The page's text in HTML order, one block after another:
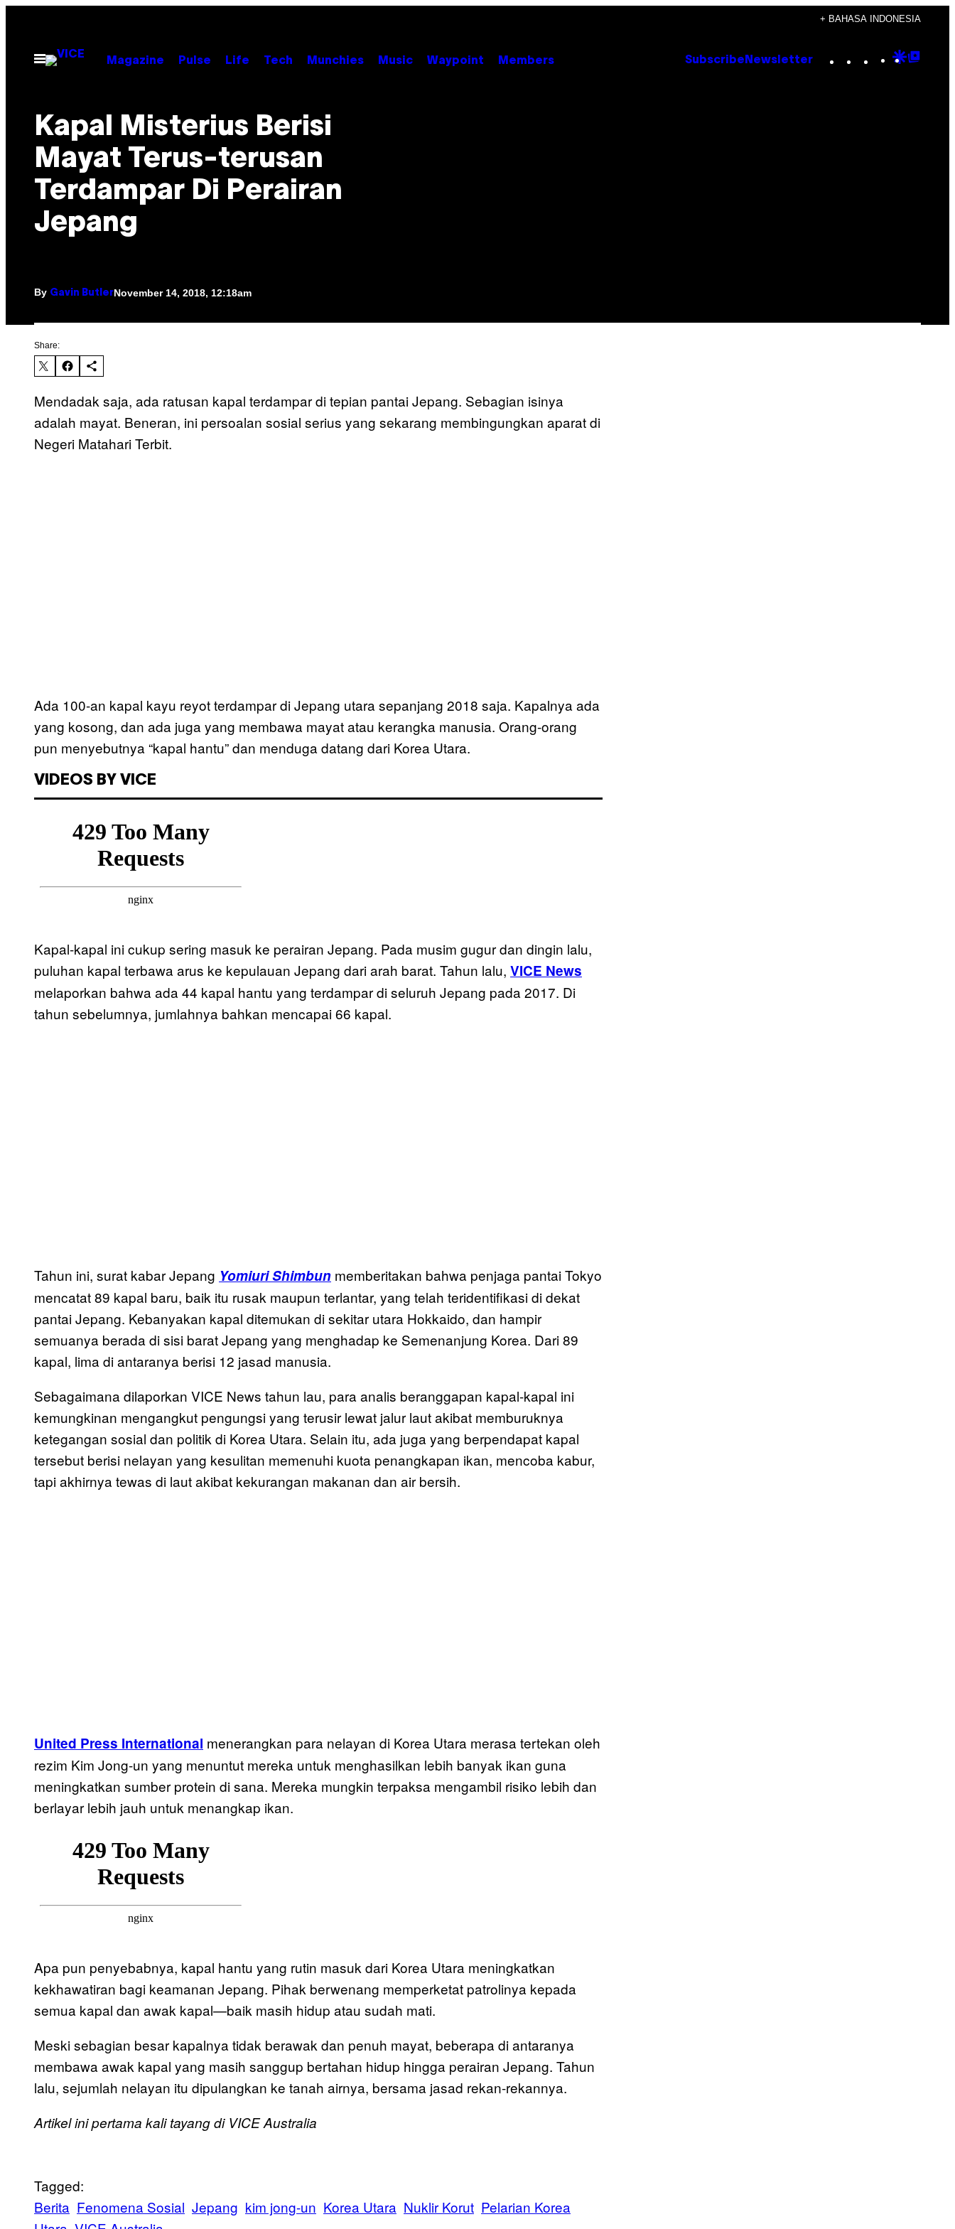
content
+ BAHASA INDONESIA
Open
Menu
Magazine Pulse Life Tech Munchies Music Waypoint Members Subscribe Newsletter Instagram
TikTok
YouTube
Google
Kapal Misterius Berisi
Mayat Terus-terusan
Terdampar Di Perairan
Jepang
By Gavin ButlerNovember 14, 2018, 12:18am
Share:
Mendadak saja, ada ratusan kapal terdampar di tepian pantai Jepang. Sebagian isinya
adalah mayat. Beneran, ini persoalan sosial serius yang sekarang membingungkan aparat di
Negeri Matahari Terbit.
Ada 100-an kapal kayu reyot terdampar di Jepang utara sepanjang 2018 saja. Kapalnya ada
yang kosong, dan ada juga yang membawa mayat atau kerangka manusia. Orang-orang
pun menyebutnya “kapal hantu” dan menduga datang dari Korea Utara.
VIDEOS BY VICE
Kapal-kapal ini cukup sering masuk ke perairan Jepang. Pada musim gugur dan dingin lalu,
puluhan kapal terbawa arus ke kepulauan Jepang dari arah barat. Tahun lalu, VICE News
melaporkan bahwa ada 44 kapal hantu yang terdampar di seluruh Jepang pada 2017. Di
tahun sebelumnya, jumlahnya bahkan mencapai 66 kapal.
Tahun ini, surat kabar Jepang Yomiuri Shimbun memberitakan bahwa penjaga pantai Tokyo
mencatat 89 kapal baru, baik itu rusak maupun terlantar, yang telah teridentifikasi di dekat
pantai Jepang. Kebanyakan kapal ditemukan di sekitar utara Hokkaido, dan hampir
semuanya berada di sisi barat Jepang yang menghadap ke Semenanjung Korea. Dari 89
kapal, lima di antaranya berisi 12 jasad manusia.
Sebagaimana dilaporkan VICE News tahun lau, para analis beranggapan kapal-kapal ini
kemungkinan mengangkut pengungsi yang terusir lewat jalur laut akibat memburuknya
ketegangan sosial dan politik di Korea Utara. Selain itu, ada juga yang berpendapat kapal
tersebut berisi nelayan yang kesulitan memenuhi kuota penangkapan ikan, mencoba kabur,
tapi akhirnya tewas di laut akibat kekurangan makanan dan air bersih.
United Press International menerangkan para nelayan di Korea Utara merasa tertekan oleh
rezim Kim Jong-un yang menuntut mereka untuk menghasilkan lebih banyak ikan guna
meningkatkan sumber protein di sana. Mereka mungkin terpaksa mengambil risiko lebih dan
berlayar lebih jauh untuk menangkap ikan.
Apa pun penyebabnya, kapal hantu yang rutin masuk dari Korea Utara meningkatkan
kekhawatiran bagi keamanan Jepang. Pihak berwenang memperketat patrolinya kepada
semua kapal dan awak kapal—baik masih hidup atau sudah mati.
Meski sebagian besar kapalnya tidak berawak dan penuh mayat, beberapa di antaranya
membawa awak kapal yang masih sanggup bertahan hidup hingga perairan Jepang. Tahun
lalu, sejumlah nelayan itu dipulangkan ke tanah airnya, bersama jasad rekan-rekannya.
Artikel ini pertama kali tayang di VICE Australia
Tagged:
Berita Fenomena Sosial Jepang kim jong-un Korea Utara Nuklir Korut Pelarian Korea